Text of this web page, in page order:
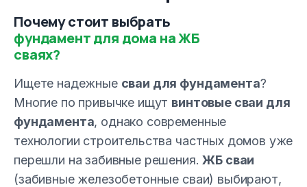
Почему стоит выбрать
фундамент для дома на ЖБ
сваях?
Ищете надежные сваи для фундамента?
Многие по привычке ищут винтовые сваи для
фундамента, однако современные
технологии строительства частных домов уже
перешли на забивные решения.ЖБ сваи
(забивные железобетонные сваи) выбирают,